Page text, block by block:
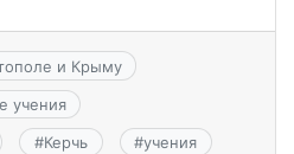
и Крыму
учения
#Керчь #учения